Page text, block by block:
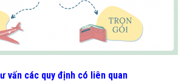
vấn các quy định có liên quan